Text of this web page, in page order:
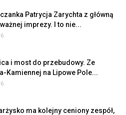
Patrycja Zarychta z główną
imprezy. I to nie...
i most do przebudowy. Ze
Kamiennej na Lipowe Pole...
ma kolejny ceniony zespół,